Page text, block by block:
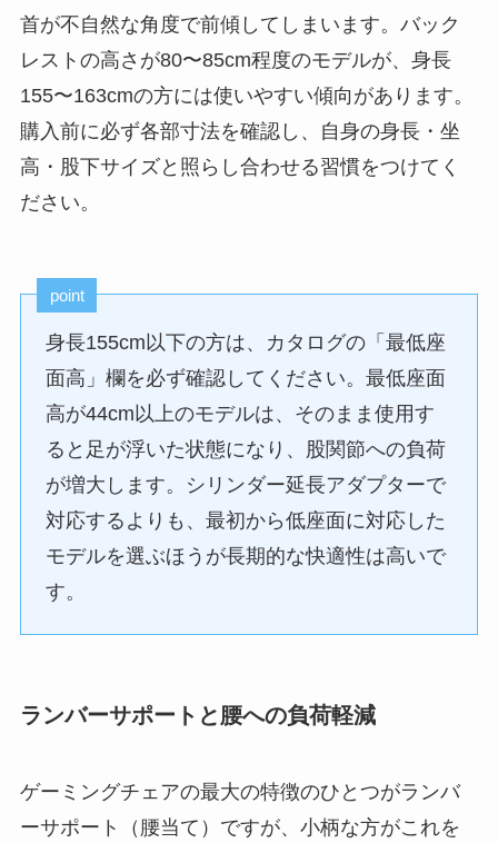
首が不自然な角度で前傾してしまいます。バック
レストの高さが80〜85cm程度のモデルが、身長
155〜163cmの方には使いやすい傾向があります。
購入前に必ず各部寸法を確認し、自身の身長・坐
高・股下サイズと照らし合わせる習慣をつけてく
ださい。
point
身長155cm以下の方は、カタログの「最低座
面高」欄を必ず確認してください。最低座面
高が44cm以上のモデルは、そのまま使用す
ると足が浮いた状態になり、股関節への負荷
が増大します。シリンダー延長アダプターで
対応するよりも、最初から低座面に対応した
モデルを選ぶほうが長期的な快適性は高いで
す。
ランバーサポートと腰への負荷軽減
ゲーミングチェアの最大の特徴のひとつがランバ
ーサポート（腰当て）ですが、小柄な方がこれを